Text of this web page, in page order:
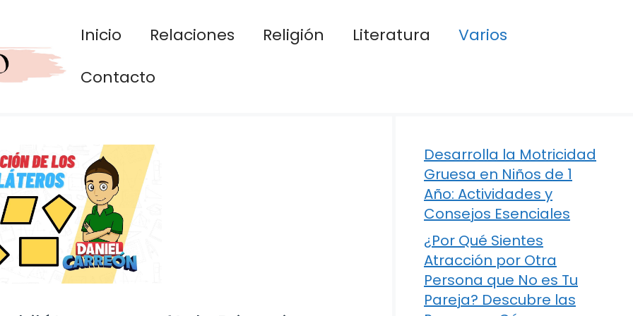
Inicio Relaciones Religión Literatura
Varios
Contacto
Desarrolla la Motricidad
Gruesa en Niños de 1
Año: Actividades y
Consejos Esenciales
¿Por Qué Sientes
Atracción por Otra
Persona que No es Tu
Pareja? Descubre las